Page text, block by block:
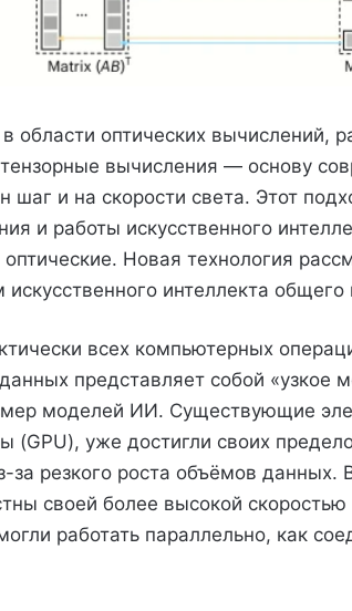
оптических вычислений,
тензорные вычисления — основу
и на скорости света. Этот
и работы искусственного
Новая технология
интеллекта общего
всех компьютерных
представляет собой «узкое
моделей ИИ. Существующие
(GPU), уже достигли своих
за резкого роста объёмов данных.
своей более высокой
работать параллельно, как